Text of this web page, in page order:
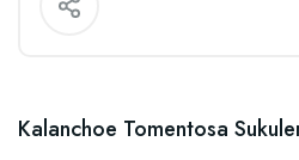
Kalanchoe Tomentosa